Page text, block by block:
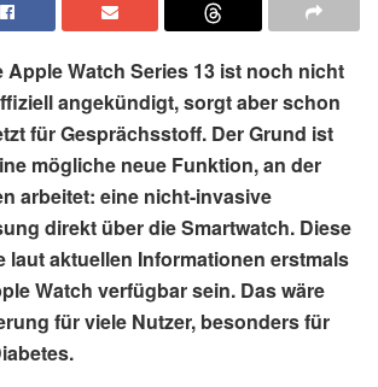
Apple Watch Series 13 ist noch nicht
angekündigt, sorgt aber schon
für Gesprächsstoff. Der Grund ist
mögliche neue Funktion, an der
arbeitet: eine nicht-invasive
direkt über die Smartwatch. Diese
laut aktuellen Informationen erstmals
Watch verfügbar sein. Das wäre
für viele Nutzer, besonders für